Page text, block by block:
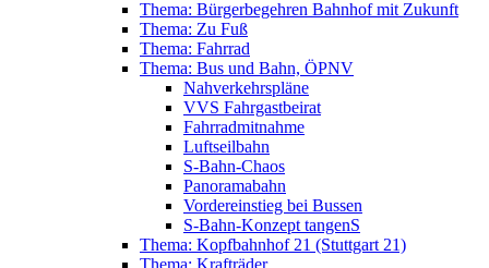
Thema: Bürgerbegehren Bahnhof mit Zukunft
Thema: Zu Fuß
Thema: Fahrrad
Thema: Bus und Bahn, ÖPNV
Nahverkehrspläne
VVS Fahrgastbeirat
Fahrradmitnahme
Luftseilbahn
S-Bahn-Chaos
Panoramabahn
Vordereinstieg bei Bussen
S-Bahn-Konzept tangenS
Thema: Kopfbahnhof 21 (Stuttgart 21)
Thema: Krafträder